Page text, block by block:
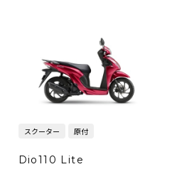
スクーター 原付
Dio110 Lite